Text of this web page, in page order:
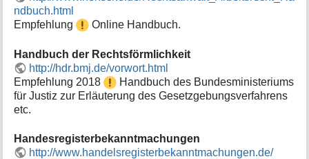
ndbuch.html
Empfehlung
Online Handbuch.
Handbuch der Rechtsförmlichkeit
http://hdr.bmj.de/vorwort.html
Empfehlung 2018
Handbuch des Bundesministeriums
für Justiz zur Erläuterung des Gesetzgebungsverfahrens
etc.
Handesregisterbekanntmachungen
http://www.handelsregisterbekanntmachungen.de/